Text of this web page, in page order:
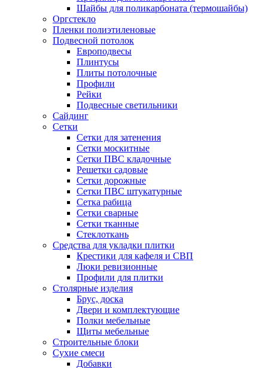
Шайбы для поликарбоната (термошайбы)
Оргстекло
Пленки полиэтиленовые
Подвесной потолок
Европодвесы
Плинтусы
Плиты потолочные
Профили
Рейки
Подвесные светильники
Сайдинг
Сетки
Сетки для затенения
Сетки москитные
Сетки ПВС кладочные
Решетки садовые
Сетки дорожные
Сетки ПВС штукатурные
Сетка рабица
Сетки сварные
Сетки тканные
Стеклоткань
Средства для укладки плитки
Крестики для кафеля и СВП
Люки ревизионные
Профили для плитки
Столярные изделия
Брус, доска
Двери и комплектующие
Полки мебельные
Щиты мебельные
Строительные блоки
Сухие смеси
Добавки